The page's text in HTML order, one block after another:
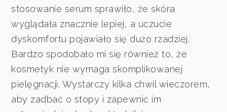
stosowanie serum sprawiło, że skóra
wyglądała znacznie lepiej, a uczucie
dyskomfortu pojawiało się dużo rzadziej.
Bardzo spodobało mi się również to, że
kosmetyk nie wymaga skomplikowanej
pielęgnacji. Wystarczy kilka chwil wieczorem,
aby zadbać o stopy i zapewnić im